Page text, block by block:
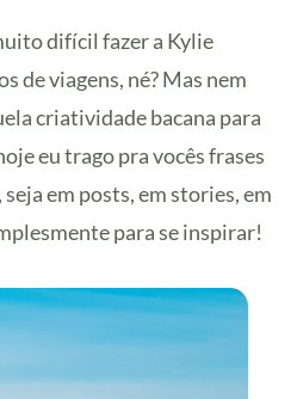
difícil fazer a Kylie
de viagens, né? Mas nem
criatividade bacana para
eu trago pra vocês frases
em posts, em stories, em
para se inspirar!